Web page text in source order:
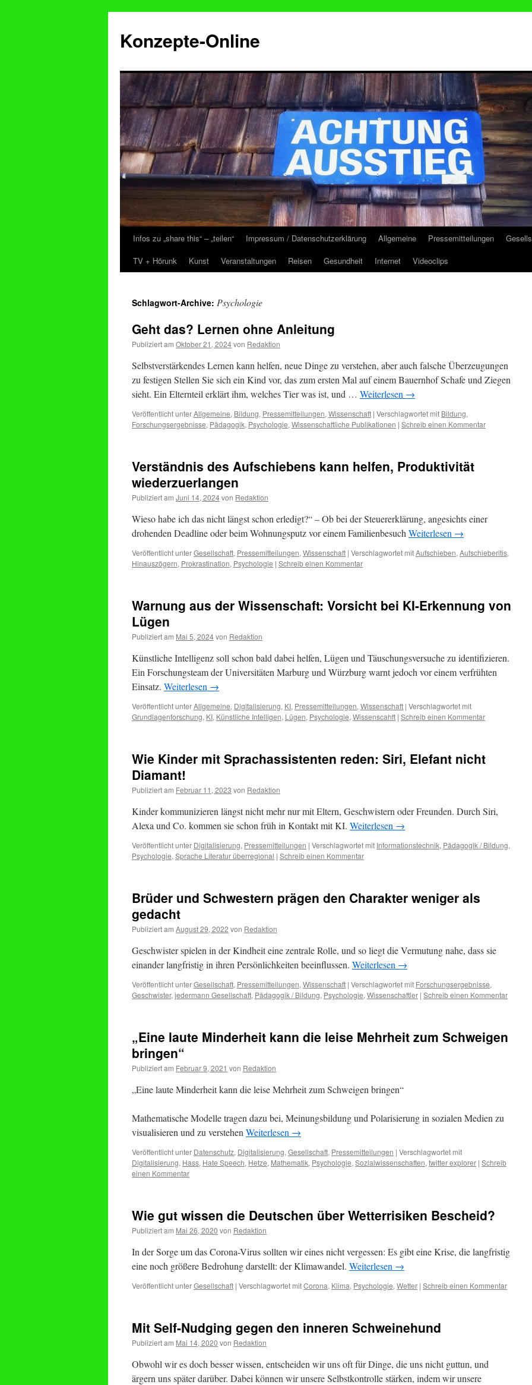
Konzepte-Online
Zum
Inhalt
Infos zu „share this“ – „teilen“ Impressum / Datenschutzerklärung Allgemeine Pressemitteilungen
TV + Hörunk
Kunst Veranstaltungen Reisen Gesundheit Internet Videoclips
Schlagwort-Archive: Psychologie
Geht das? Lernen ohne Anleitung
Publiziert am Oktober 21, 2024von Redaktion
Selbstverstärkendes Lernen kann helfen, neue Dinge zu verstehen, aber auch falsche Überzeugungen
zu festigen Stellen Sie sich ein Kind vor, das zum ersten Mal auf einem Bauernhof Schafe und Ziegen
sieht. Ein Elternteil erklärt ihm, welches Tier was ist, und … Weiterlesen →
Veröffentlicht unterAllgemeine, Bildung, Pressemitteilungen, Wissenschaft | Verschlagwortet mit Bildung,
Forschungsergebnisse, Pädagogik, Psychologie, Wissenschaftliche Publikationen | Schreib einen Kommentar
Verständnis des Aufschiebens kann helfen, Produktivität
wiederzuerlangen
Publiziert am Juni 14, 2024von Redaktion
Wieso habe ich das nicht längst schon erledigt?“ – Ob bei der Steuererklärung, angesichts einer
drohenden Deadline oder beim Wohnungsputz vor einem Familienbesuch Weiterlesen →
Veröffentlicht unterGesellschaft, Pressemitteilungen, Wissenschaft | Verschlagwortet mitAufschieben, Aufschieberitis,
Hinauszögern, Prokrastination, Psychologie | Schreib einen Kommentar
Warnung aus der Wissenschaft: Vorsicht bei KI-Erkennung von
Lügen
Publiziert am Mai 5, 2024von Redaktion
Künstliche Intelligenz soll schon bald dabei helfen, Lügen und Täuschungsversuche zu identifizieren.
Ein Forschungsteam der Universitäten Marburg und Würzburg warnt jedoch vor einem verfrühten
Einsatz. Weiterlesen →
Veröffentlicht unterAllgemeine, Digitalisierung, KI, Pressemitteilungen, Wissenschaft | Verschlagwortet mit
Grundlagenforschung, KI, Künstliche Intelligen, Lügen, Psychologie, Wissenscahft | Schreib einen Kommentar
Wie Kinder mit Sprachassistenten reden: Siri, Elefant nicht
Diamant!
Publiziert am Februar 11, 2023 von Redaktion
Kinder kommunizieren längst nicht mehr nur mit Eltern, Geschwistern oder Freunden. Durch Siri,
Alexa und Co. kommen sie schon früh in Kontakt mit KI. Weiterlesen →
Veröffentlicht unter Digitalisierung, Pressemitteilungen | Verschlagwortet mit Informationstechnik, Pädagogik / Bildung,
Psychologie, Sprache Literatur überregional | Schreib einen Kommentar
Brüder und Schwestern prägen den Charakter weniger als
gedacht
Publiziert am August 29, 2022 von Redaktion
Geschwister spielen in der Kindheit eine zentrale Rolle, und so liegt die Vermutung nahe, dass sie
einander langfristig in ihren Persönlichkeiten beeinflussen. Weiterlesen →
Veröffentlicht unterGesellschaft, Pressemitteilungen, Wissenschaft | Verschlagwortet mit Forschungsergebnisse,
Geschwister, jedermann Gesellschaft, Pädagogik / Bildung, Psychologie, Wissenschaftler | Schreib einen Kommentar
„Eine laute Minderheit kann die leise Mehrheit zum Schweigen
bringen“
Publiziert am Februar 9, 2021 von Redaktion
„Eine laute Minderheit kann die leise Mehrheit zum Schweigen bringen“
Mathematische Modelle tragen dazu bei, Meinungsbildung und Polarisierung in sozialen Medien zu
visualisieren und zu verstehen Weiterlesen →
Veröffentlicht unter Datenschutz, Digitalisierung, Gesellschaft, Pressemitteilungen | Verschlagwortet mit
Digitalisierung, Hass, Hate Speech, Hetze, Mathematik, Psychologie, Sozialwissenschaften, twitter explorer | Schreib
einen Kommentar
Wie gut wissen die Deutschen über Wetterrisiken Bescheid?
Publiziert am Mai 26, 2020 von Redaktion
In der Sorge um das Corona-Virus sollten wir eines nicht vergessen: Es gibt eine Krise, die langfristig
eine noch größere Bedrohung darstellt: der Klimawandel. Weiterlesen →
Veröffentlicht unterGesellschaft | Verschlagwortet mitCorona, Klima, Psychologie, Wetter | Schreib einen Kommentar
Mit Self-Nudging gegen den inneren Schweinehund
Publiziert am Mai 14, 2020 von Redaktion
Obwohl wir es doch besser wissen, entscheiden wir uns oft für Dinge, die uns nicht guttun, und
ärgern uns später darüber. Dabei können wir unsere Selbstkontrolle stärken, indem wir unsere